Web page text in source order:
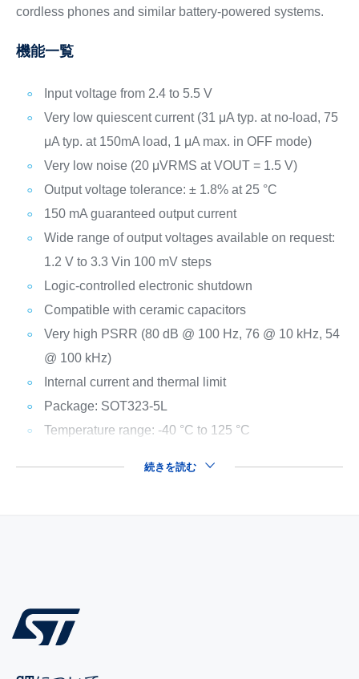
cordless phones and similar battery-powered systems.
機能一覧
Input voltage from 2.4 to 5.5 V
Very low quiescent current (31 μA typ. at no-load, 75
μA typ. at 150mA load, 1 μA max. in OFF mode)
Very low noise (20 μVRMS at VOUT = 1.5 V)
Output voltage tolerance: ± 1.8% at 25 °C
150 mA guaranteed output current
Wide range of output voltages available on request:
1.2 V to 3.3 Vin 100 mV steps
Logic-controlled electronic shutdown
Compatible with ceramic capacitors
Very high PSRR (80 dB @ 100 Hz, 76 @ 10 kHz, 54
@ 100 kHz)
Internal current and thermal limit
Package: SOT323-5L
Temperature range: -40 °C to 125 °C
続きを読む